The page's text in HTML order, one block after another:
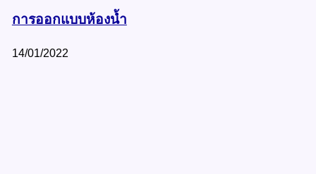
การออกแบบห้องน้ำ
14/01/2022